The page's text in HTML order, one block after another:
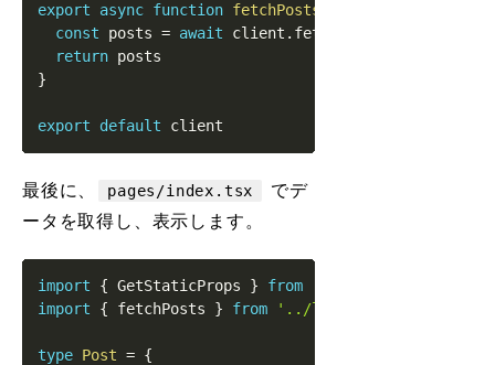
export async function fetchPosts
const posts = await client . fetch
return
}
export default
最後に、 pages/index.tsx
でデ
ータを取得し、表示します。
import { GetStaticProps } from
import
{ fetchPosts } from '../lib/SanityClient'
type Post = {